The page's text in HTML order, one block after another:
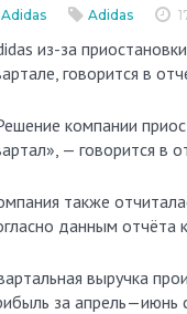
Adidas Adidas
говорится в
компании
— говорится в
также
данным отчёта
выручка
за апрель—июнь